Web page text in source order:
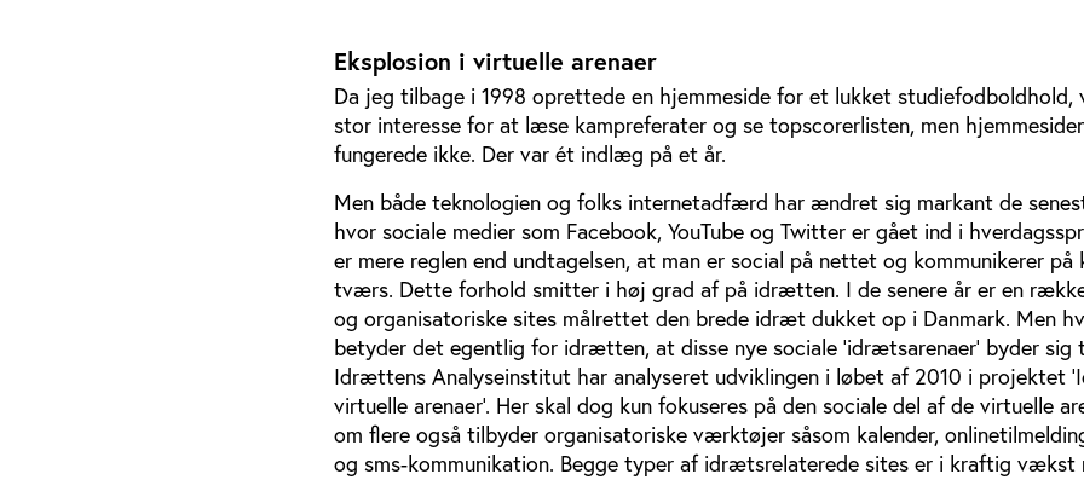
Eksplosion i virtuelle arenaer
Da jeg tilbage i 1998 oprettede en hjemmeside for et lukket studiefodboldhold,
stor interesse for at læse kampreferater og se topscorerlisten, men
fungerede ikke. Der var ét indlæg på et år.
Men både teknologien og folks internetadfærd har ændret sig markant de
hvor sociale medier som Facebook, YouTube og Twitter er gået ind i
er mere reglen end undtagelsen, at man er social på nettet og kommunikerer på
tværs. Dette forhold smitter i høj grad af på idrætten. I de senere år er en
og organisatoriske sites målrettet den brede idræt dukket op i Danmark. Men
betyder det egentlig for idrætten, at disse nye sociale ’idrætsarenaer’ byder sig
Idrættens Analyseinstitut har analyseret udviklingen i løbet af 2010 i projektet
virtuelle arenaer’. Her skal dog kun fokuseres på den sociale del af de virtuelle
om flere også tilbyder organisatoriske værktøjer såsom kalender,
og sms-kommunikation. Begge typer af idrætsrelaterede sites er i kraftig vækst